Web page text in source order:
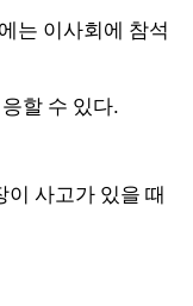
는 이사회에 참석
할 수 있다.
이 사고가 있을 때